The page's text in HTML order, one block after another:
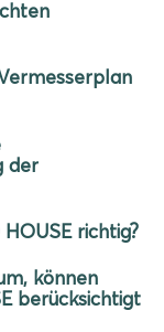
der
richtig?
können
berücksichtigt